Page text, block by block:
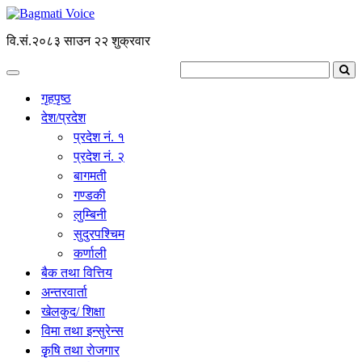
वि.सं.२०८३ साउन २२ शुक्रवार
गृहपृष्ठ
देश/प्रदेश
प्रदेश नं. १
प्रदेश नं. २
बागमती
गण्डकी
लुम्बिनी
सुदुरपश्चिम
कर्णाली
बैक तथा वित्तिय
अन्तरवार्ता
खेलकुद/ शिक्षा
विमा तथा इन्सुरेन्स
कृृषि तथा राेजगार